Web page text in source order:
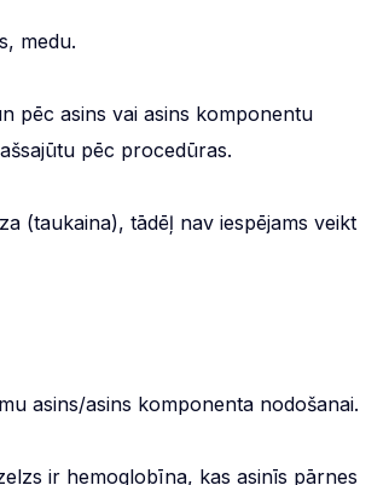
medu.
pēc asins vai asins komponentu
pēc procedūras.
(taukaina), tādēļ nav iespējams veikt
asins/asins komponenta nodošanai.
ir hemoglobīna, kas asinīs pārnes